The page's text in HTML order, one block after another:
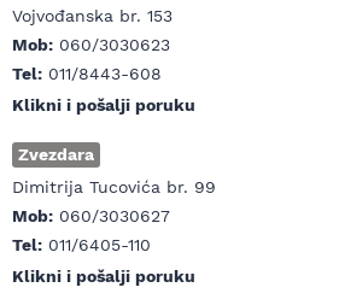
Vojvođanska br. 153
Mob: 060/3030623
Tel: 011/8443-608
Klikni i pošalji poruku
Zvezdara
Dimitrija Tucovića br. 99
Mob: 060/3030627
Tel: 011/6405-110
Klikni i pošalji poruku